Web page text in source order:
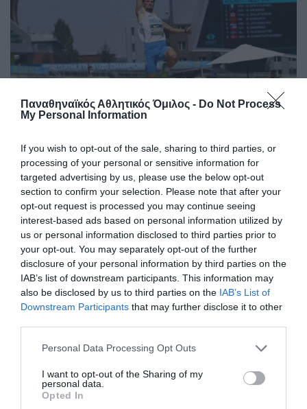
Παναθηναϊκός Αθλητικός Όμιλος - Do Not Process
My Personal Information
If you wish to opt-out of the sale, sharing to third parties, or
processing of your personal or sensitive information for
targeted advertising by us, please use the below opt-out
section to confirm your selection. Please note that after your
opt-out request is processed you may continue seeing
interest-based ads based on personal information utilized by
us or personal information disclosed to third parties prior to
your opt-out. You may separately opt-out of the further
disclosure of your personal information by third parties on the
IAB’s list of downstream participants. This information may
also be disclosed by us to third parties on the IAB’s List of
Downstream Participants that may further disclose it to other
Please note that this website/app uses one or more Google
not limited to your visit or usage behaviour. You may click to
grant or deny consent to Google and its third-party tags to
use your data for below specified purposes in below Google
Personal Data Processing Opt Outs
I want to opt-out of the Sharing of my
personal data.
Opted In
Στην Παγκόσμια ελίτ ο Κουλούρης
Ο Αρσένης Κουλούρης συμμετείχε στον τελικό του μήκος
στο Παγκόσμιο πρωτάθλημα Κ20 στο Όρεγκον
καταλαμβάνοντας την ένατη θέση.
ΣΤΙΒΟΣ